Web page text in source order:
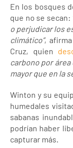
En los bosques
que no se secan:
o perjudicar los
climático”,
Cruz, quien
carbono por
mayor que en la
Winton y su
humedales
sabanas
podrían haber
capturar más.